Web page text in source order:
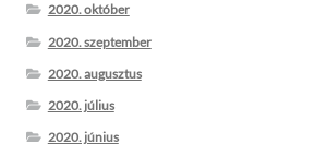
2020. október
2020. szeptember
2020. augusztus
2020. július
2020. június